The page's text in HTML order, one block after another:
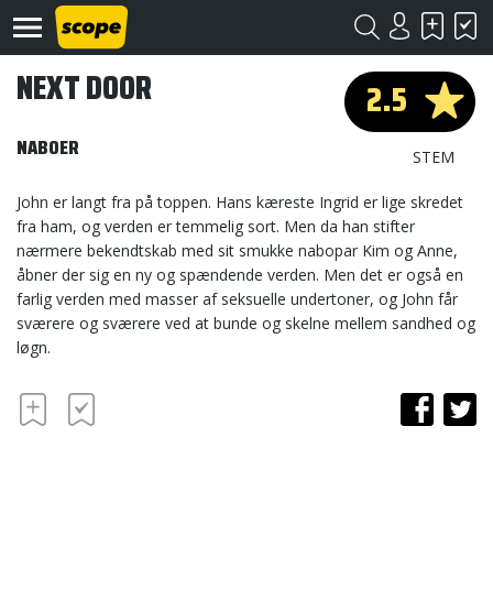
Om
Scope
Kontakt
2.5
STEM
NEXT DOOR
NABOER
John er langt fra på toppen. Hans kæreste Ingrid er lige skredet
fra ham, og verden er temmelig sort. Men da han stifter
nærmere bekendtskab med sit smukke nabopar Kim og Anne,
åbner der sig en ny og spændende verden. Men det er også en
farlig verden med masser af seksuelle undertoner, og John får
sværere og sværere ved at bunde og skelne mellem sandhed og
løgn.